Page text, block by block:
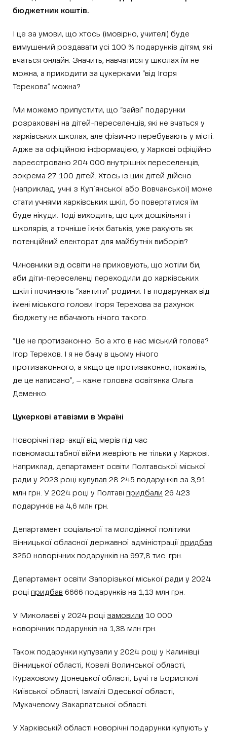
бюджетних коштів.
І це за умови, що хтось (імовірно, учителі) буде
вимушений роздавати усі 100 % подарунків дітям, які
вчаться онлайн. Значить, навчатися у школах їм не
можна, а приходити за цукерками “від Ігоря
Терехова” можна?
Ми можемо припустити, що “зайві” подарунки
розраховані на дітей-переселенців, які не вчаться у
харківських школах, але фізично перебувають у місті.
Адже за офіційною інформацією, у Харкові офіційно
зареєстровано 204 000 внутрішніх переселенців,
зокрема 27 100 дітей. Хтось із цих дітей дійсно
(наприклад, учні з Куп`янської або Вовчанської) може
стати учнями харківських шкіл, бо повертатися їм
буде нікуди. Тоді виходить, що цих дошкільнят і
школярів, а точніше їхніх батьків, уже рахують як
потенційний електорат для майбутніх виборів?
Чиновники від освіти не приховують, що хотіли би,
аби діти-переселенці переходили до харківських
шкіл і починають “хантити” родини. І в подарунках від
імені міського голови Ігоря Терехова за рахунок
бюджету не вбачають нічого такого.
“Це не протизаконно. Бо а хто в нас міський голова?
Ігор Терехов. І я не бачу в цьому нічого
протизаконного, а якщо це протизаконно, покажіть,
де це написано”, – каже головна освітянка Ольга
Деменко.
Цукеркові атавізми в Україні
Новорічні піар-акції від мерів під час
повномасштабної війни жевріють не тільки у Харкові.
Наприклад, департамент освіти Полтавської міської
ради у 2023 році купував 28 245 подарунків за 3,91
млн грн. У 2024 році у Полтаві придбали 26 423
подарунків на 4,6 млн грн.
Департамент соціальної та молодіжної політики
Вінницької обласної державної адміністрації придбав
3250 новорічних подарунків на 997,8 тис. грн.
Департамент освіти Запорізької міської ради у 2024
році придбав 6666 подарунків на 1,13 млн грн.
У Миколаєві у 2024 році замовили 10 000
новорічних подарунків на 1,38 млн грн.
Також подарунки купували у 2024 році у Калинівці
Вінницької області, Ковелі Волинської області,
Кураховому Донецької області, Бучі та Борисполі
Київської області, Ізмаїлі Одеської області,
Мукачевому Закарпатської області.
У Харківській області новорічні подарунки купують у